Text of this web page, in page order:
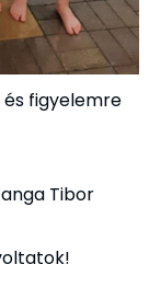
figyelemre
Tibor